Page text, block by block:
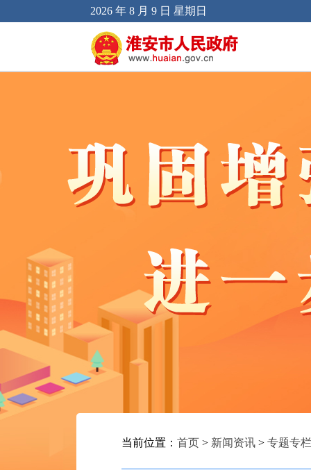
2026 年 8 月 9 日 星期日
当前位置： 首页 > 新闻资讯 > 专题专栏